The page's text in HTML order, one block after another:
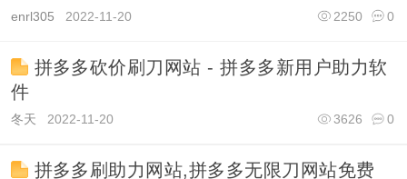
enrl305 2022-11-20 0
2250
拼多多砍价刷刀网站 - 拼多多新用户助力软
件
冬天 2022-11-20 0
3626
拼多多刷助力网站,拼多多无限刀网站免费